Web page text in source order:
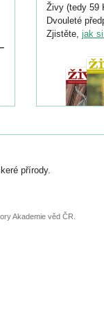
Živy (tedy 59
Dvouleté
Zjistěte, jak
přírody.
Akademie věd ČR.